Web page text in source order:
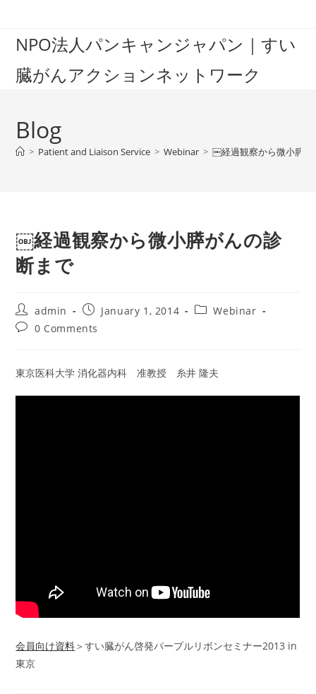
contentNPO法人パンキャンジャパン｜すい
臓がんアクションネットワーク
Blog
> Patient and Liaison Service > Webinar > ￼経過観察から微小膵が
￼経過観察から微小膵がんの診
断まで
Post
author:
admin
Post
published:
January 1, 2014
PostWebinar
Post0 Comments
東京医科大学 消化器内科 准教授 糸井 隆夫
会員向け資料＞すい臓がん啓発パープルリボンセミナー2013 in
東京